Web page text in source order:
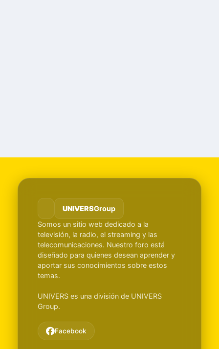
UNIVERSGroup
Somos un sitio web dedicado a la
televisión, la radio, el streaming y las
telecomunicaciones. Nuestro foro está
diseñado para quienes desean aprender y
aportar sus conocimientos sobre estos
temas.
UNIVERS es una división de UNIVERS
Group.
Facebook